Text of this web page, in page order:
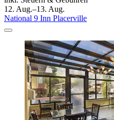
12. Aug.–13. Aug.
National 9 Inn Placerville